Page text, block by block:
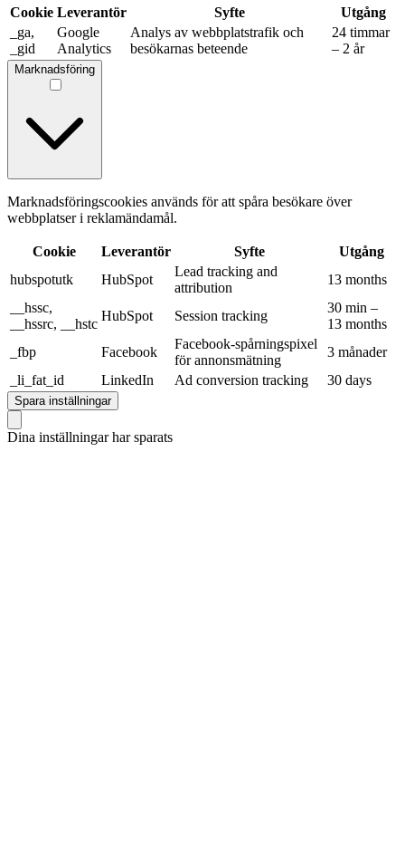
Cookie Leverantör Syfte
Utgång
_ga,
_gid
Google
Analytics
Analys av webbplatstrafik och
besökarnas beteende
24 timmar
– 2 år
Marknadsföring
Marknadsföringscookies används för att spåra besökare över
webbplatser i reklamändamål.
Cookie Leverantör Syfte
Utgång
hubspotutk
HubSpot
Lead tracking and
attribution
13 months
__hssc,
__hssrc, __hstc
HubSpot Session tracking
30 min –
13 months
_fbp
Facebook
Facebook-spårningspixel
för annonsmätning
3 månader
_li_fat_id
LinkedIn Ad conversion tracking 30 days
Spara inställningar
Dina inställningar har sparats